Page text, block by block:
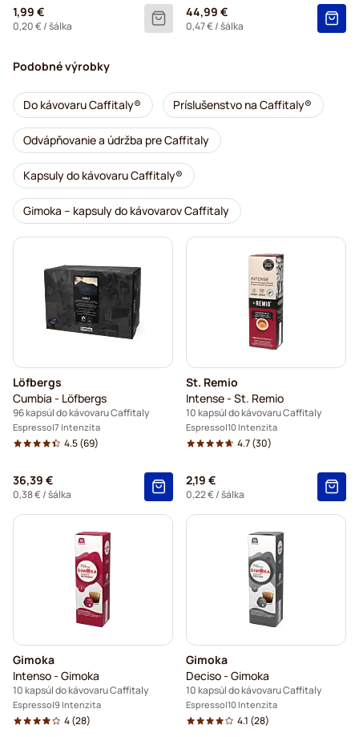
1,99 €
0,20 €/ šálka
44,99 €
0,47 €/ šálka
Löfbergs
Cumbia - Löfbergs
96 kapsúl do kávovaru Caffitaly
Espresso 7 Intenzita
4.5(69)
36,39 €
0,38 €/ šálka
St. Remio
Intense - St. Remio
10 kapsúl do kávovaru Caffitaly
Espresso 10 Intenzita
4.7(30)
2,19 €
0,22 €/ šálka
Gimoka
Intenso - Gimoka
10 kapsúl do kávovaru Caffitaly
Espresso 9 Intenzita
4(28)
Gimoka
Deciso - Gimoka
10 kapsúl do kávovaru Caffitaly
Espresso 10 Intenzita
4.1 (28)
Podobné výrobky
Do kávovaru Caffitaly® Príslušenstvo na Caffitaly®
Odvápňovanie a údržba pre Caffitaly
Kapsuly do kávovaru Caffitaly®
Gimoka – kapsuly do kávovarov Caffitaly